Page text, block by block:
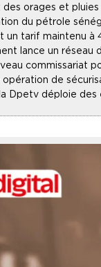
orages et pluies
du pétrole
un tarif maintenu à
lance un réseau
commissariat
opération de
Dpetv déploie